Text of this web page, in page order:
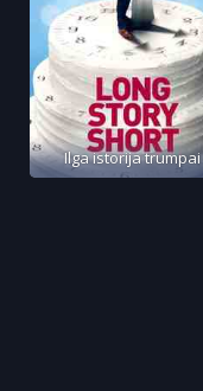
Ilga istorija trumpai